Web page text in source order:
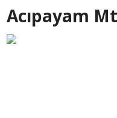
Acıpayam